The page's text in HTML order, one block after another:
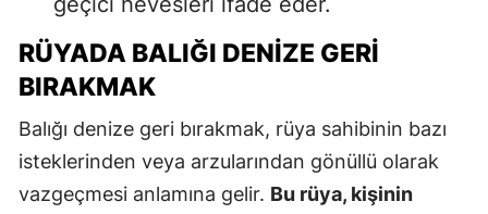
RÜYADA BALIĞI DENIZE GERI
BIRAKMAK
Balığı denize geri bırakmak, rüya sahibinin bazı
isteklerinden veya arzularından gönüllü olarak
vazgeçmesi anlamına gelir. Bu rüya, kişinin